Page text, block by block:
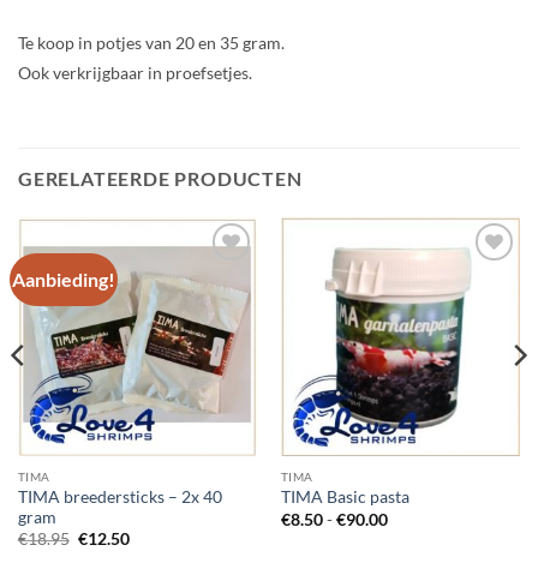
Te koop in potjes van 20 en 35 gram.
Ook verkrijgbaar in proefsetjes.
GERELATEERDE PRODUCTEN
Aanbieding!
Wishlist
TIMA
TIMA breedersticks – 2x 40
gram
€18.95 Oorspronkelijke
€12.50Huidige
Wishlist
TIMA
TIMA Basic pasta
€8.50 - €90.00Prijsklasse: